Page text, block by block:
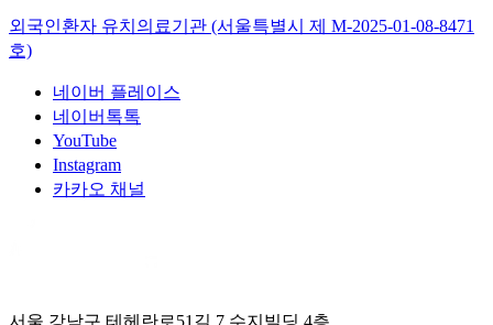
외국인환자 유치의료기관 (서울특별시 제 M-2025-01-08-8471
호)
네이버 플레이스
네이버톡톡
YouTube
Instagram
카카오 채널
서울 강남구 테헤란로51길 7 수지빌딩 4층